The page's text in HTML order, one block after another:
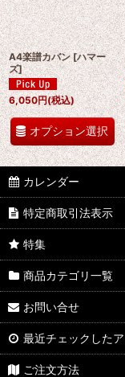
A4楽譜カバン [ハマー
ズ]
6,050円(税込)
オプション選択
カレンダー
特定商取引法表示
特集
商品カテゴリ一覧
お問い合せ
最近チェックした
ご注文方法